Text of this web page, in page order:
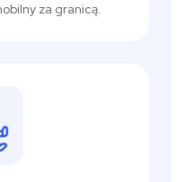
za granicą.